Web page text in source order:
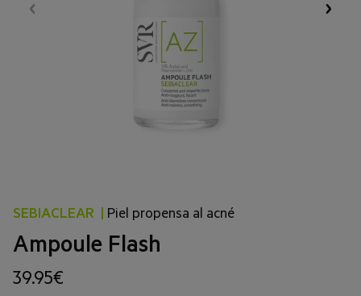
SEBIACLEAR | Piel propensa al acné
Ampoule Flash
39.95€